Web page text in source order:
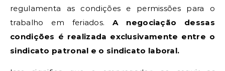
regulamenta as condições e permissões para o
trabalho em feriados.A negociação dessas
condições é realizada exclusivamente entre o
sindicato patronal e o sindicato laboral.